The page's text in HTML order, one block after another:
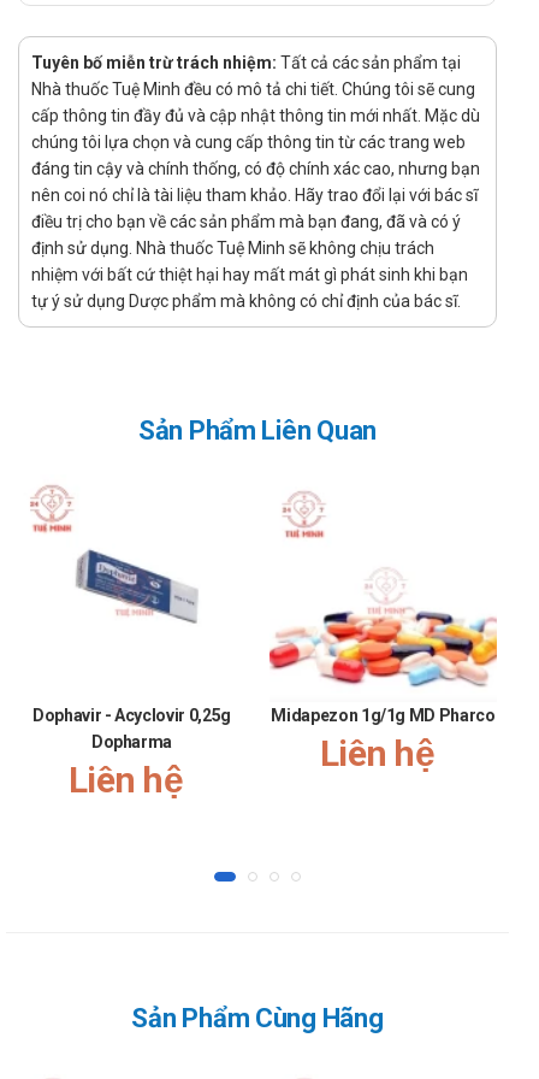
trì tác dụng. Tiếp tục điều trị duy trì 3 tháng hoặc lâu hơn
để giảm khả năng tái phát. Ngừng điều trị cần thực hiện
dần từng bước và theo dõi chặt chẽ vì có nguy cơ tái phát.
Đối với người bệnh điều trị tại bệnh viện: Liều ban đầu lên
đến 100 mg/ngày, cần thiết có thể tăng dần đến 200
mg/ngày, một số người cần tới 300 mg/ngày. Người bệnh
cao tuổi và người bệnh trẻ (thiếu niên) dùng liều thấp hơn,
50 mg/ngày, chia thành liều nhỏ.
Lưu ý khi sử dụng Amitriptylin 25mg
Danapha
Không được dùng đồng thời với các chất ức chế
Không dùng trong giai đoạn hồi phục ngay sau nhồi máu
Thận trọng:
Động kinh không kiểm soát được, bí tiểu tiện và phì đại
tuyến tiền liệt, suy giảm chức năng gan, tăng nhãn áp góc
đóng, bệnh tim mạch, bệnh cường giáp hoặc đang điều trị
Người bệnh đã điều trị với các chất ức chế monoamin
oxydase, phải ngừng thuốc ít nhất 14 ngày, mới được điều
trị bằng amitriptylin.
cho đối tượng nào?
Tuyên bố miễn trừ trách nhiệm: Tất cả các sản phẩm tại
Nhà thuốc Tuệ Minh đều có mô tả chi tiết. Chúng tôi sẽ cung
cấp thông tin đầy đủ và cập nhật thông tin mới nhất. Mặc dù
chúng tôi lựa chọn và cung cấp thông tin từ các trang web
đáng tin cậy và chính thống, có độ chính xác cao, nhưng bạn
nên coi nó chỉ là tài liệu tham khảo. Hãy trao đổi lại với bác sĩ
điều trị cho bạn về các sản phẩm mà bạn đang, đã và có ý
định sử dụng. Nhà thuốc Tuệ Minh sẽ không chịu trách
nhiệm với bất cứ thiệt hại hay mất mát gì phát sinh khi bạn
tự ý sử dụng Dược phẩm mà không có chỉ định của bác sĩ.
Sản Phẩm Liên Quan
Dophavir - Acyclovir 0,25g
Dopharma
Liên hệ
Midapezon 1g/1g MD Pharco
Liên hệ
Sản Phẩm Cùng Hãng